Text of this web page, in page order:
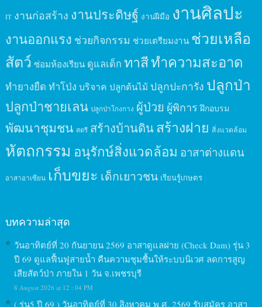
IT งานก่อสร้าง งานประดิษฐ์ งานฝีมือ งานศิลปะ
งานออกแรง ช่วยกิจกรรม ช่วยเตรียมงาน ช่วยเหลือ
สัตว์ ซ่อมห้องเรียน ดูแลเด็ก ทาสีทำความสะอาด
ทำยางยืด ทำโป่ง บริจาค ปลูกต้นไม้ ปลูกปะการัง ปลูกป่า
ปลูกป่าชายเลน ปลูกป่าโกงกาง ผู้ป่วย ผู้พิการ ฝึกอบรม
พัฒนาชุมชน สตรี สร้างบ้านดินสร้างฝาย สิ่งแวดล้อม
หัตถกรรม อนุรักษ์สิ่งแวดล้อม อาสาต่างแดน
อาสาอาเซียน เก็บขยะ เด็กเยาวชน เรียนรู้เกษตร
บทความล่าสุด
วันอาทิตย์ที่ 20 กันยายน 2569 อาสาดูแลฝาย (Check Dam) รุ่น 3
ปี 69 ดูแลฟื้นฟูสายน้ำ คืนความชุมชื้นให้ระบบนิเวศ ลดการสูญ
เสียสัตว์ป่า ภายใน 1 วัน จ.เพชรบุรี
8 August 2026 at 12 : 04 PM
( รุ่น5 ปี 69 ) วันอาทิตย์ที่ 30 สิงหาคม พ.ศ. 2569 รับสมัคร อาสา